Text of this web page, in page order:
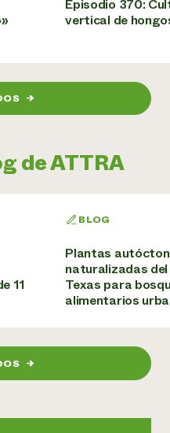
Episodio 370:
vertical de
→
de ATTRA
11
BLOG
Plantas
naturalizadas del
Texas para
alimentarios
→